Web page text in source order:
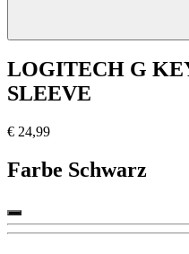
LOGITECH G
SLEEVE
€ 24,99
Farbe Schwarz